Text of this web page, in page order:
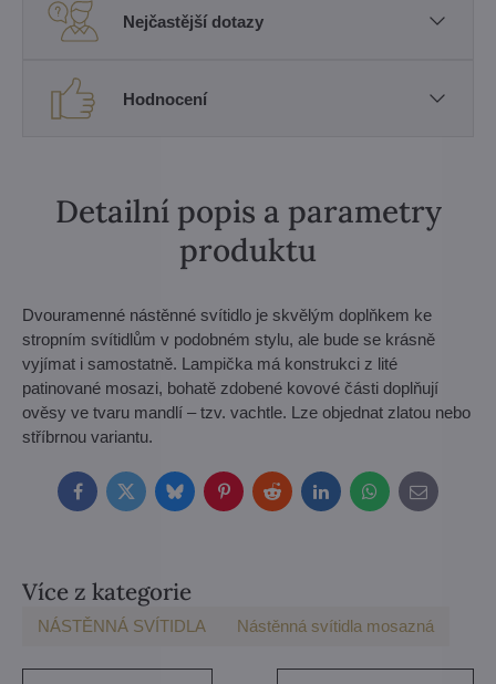
Nejčastější dotazy
Hodnocení
Detailní popis a parametry
produktu
Dvouramenné nástěnné svítidlo je skvělým doplňkem ke
stropním svítidlům v podobném stylu, ale bude se krásně
vyjímat i samostatně. Lampička má konstrukci z lité
patinované mosazi, bohatě zdobené kovové části doplňují
ověsy ve tvaru mandlí – tzv. vachtle. Lze objednat zlatou nebo
stříbrnou variantu.
FacebookTwitterBlueskyPinterestRedditLinkedInWhatsApp
E-
mail
Více z kategorie
NÁSTĚNNÁ SVÍTIDLA Nástěnná svítidla mosazná